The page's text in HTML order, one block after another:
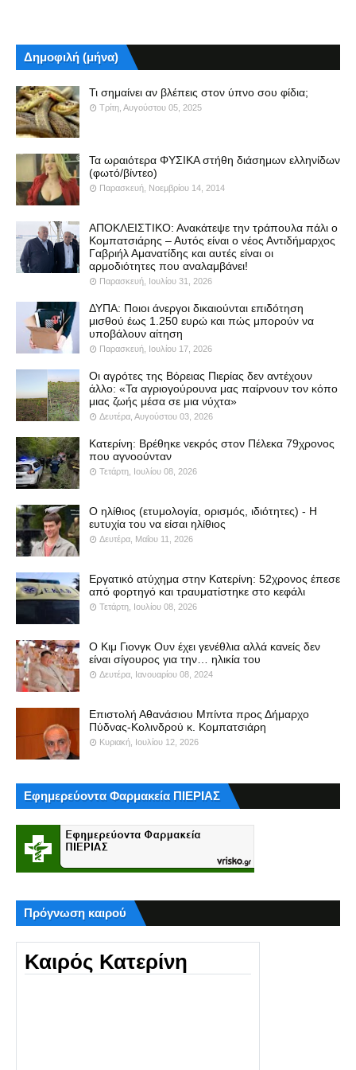
Δημοφιλή (μήνα)
Τι σημαίνει αν βλέπεις στον ύπνο σου φίδια;
Τρίτη, Αυγούστου 05, 2025
Τα ωραιότερα ΦΥΣΙΚΑ στήθη διάσημων ελληνίδων
(φωτό/βίντεο)
Παρασκευή, Νοεμβρίου 14, 2014
ΑΠΟΚΛΕΙΣΤΙΚΟ: Ανακάτεψε την τράπουλα πάλι ο
Κομπατσιάρης – Αυτός είναι ο νέος Αντιδήμαρχος
Γαβριήλ Αμανατίδης και αυτές είναι οι
αρμοδιότητες που αναλαμβάνει!
Παρασκευή, Ιουλίου 31, 2026
ΔΥΠΑ: Ποιοι άνεργοι δικαιούνται επιδότηση
μισθού έως 1.250 ευρώ και πώς μπορούν να
υποβάλουν αίτηση
Παρασκευή, Ιουλίου 17, 2026
Οι αγρότες της Βόρειας Πιερίας δεν αντέχουν
άλλο: «Τα αγριογούρουνα μας παίρνουν τον κόπο
μιας ζωής μέσα σε μια νύχτα»
Δευτέρα, Αυγούστου 03, 2026
Κατερίνη: Βρέθηκε νεκρός στον Πέλεκα 79χρονος
που αγνοούνταν
Τετάρτη, Ιουλίου 08, 2026
Ο ηλίθιος (ετυμολογία, ορισμός, ιδιότητες) - Η
ευτυχία του να είσαι ηλίθιος
Δευτέρα, Μαΐου 11, 2026
Εργατικό ατύχημα στην Κατερίνη: 52χρονος έπεσε
από φορτηγό και τραυματίστηκε στο κεφάλι
Τετάρτη, Ιουλίου 08, 2026
Ο Κιμ Γιονγκ Ουν έχει γενέθλια αλλά κανείς δεν
είναι σίγουρος για την… ηλικία του
Δευτέρα, Ιανουαρίου 08, 2024
Επιστολή Αθανάσιου Μπίντα προς Δήμαρχο
Πύδνας-Κολινδρού κ. Κομπατσιάρη
Κυριακή, Ιουλίου 12, 2026
Εφημερεύοντα Φαρμακεία ΠΙΕΡΙΑΣ
Πρόγνωση καιρού
Καιρός Κατερίνη